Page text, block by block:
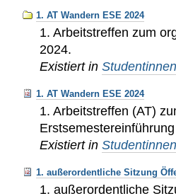
1. AT Wandern ESE 2024
1. Arbeitstreffen zum
2024.
Existiert in
1. AT Wandern ESE 2024
1. Arbeitstreffen (AT)
Existiert in
1. außerordentliche Sitzung
1. außerordentliche